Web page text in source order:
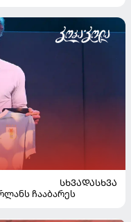
ᲡᲮᲕᲐᲓᲐᲡᲮᲕᲐ
ჩააბარეს